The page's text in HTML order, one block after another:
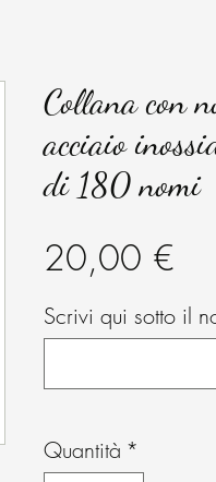
Collana con
acciaio
di 180 nomi
20,00 €
Scrivi qui sotto il
Quantità *